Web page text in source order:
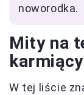
noworodka.
Mity na
W tej liście